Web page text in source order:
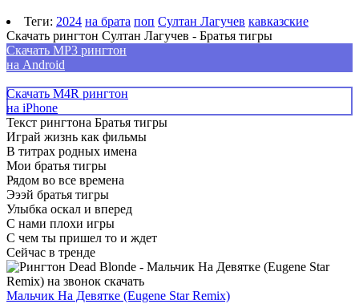
Теги: 2024 на брата поп Султан Лагучев кавказские
Скачать рингтон Султан Лагучев - Братья тигры
Скачать MP3 рингтон
на Android
Скачать M4R рингтон
на iPhone
Текст рингтона Братья тигры
Играй жизнь как фильмы
В титрах родных имена
Мои братья тигры
Рядом во все времена
Эээй братья тигры
Улыбка оскал и вперед
С нами плохи игры
С чем ты пришел то и ждет
Сейчас в тренде
Мальчик На Девятке (Eugene Star Remix)